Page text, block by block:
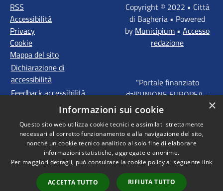
RSS
Accessibilità
Privacy
Cookie
Mappa del sito
Dichiarazione di
accessibilità
Feedback accessibilità
Copyright © 2022 • Città
di Bagheria • Powered
by Municipium • Accesso
redazione
"Portale finanziato
dall'UNIONE EUROPEA -
FONDI STRUTTURALI
EUROPEI - Programma
Operativo FESR Sicilia
2014 - 2020 Agenda
Urbana ITI "Palermo -
Bagheria"
×
Informazioni sui cookie
Questo sito web utilizza cookie tecnici e assimilati strettamente
necessari al corretto funzionamento e alla navigazione del sito,
nonché un cookie tecnico analitico al solo fine di elaborare
informazioni statistiche, aggregate e anonime.
Per maggiori dettagli, può consultare la cookie policy al seguente link
ACCETTA TUTTO RIFIUTA TUTTO